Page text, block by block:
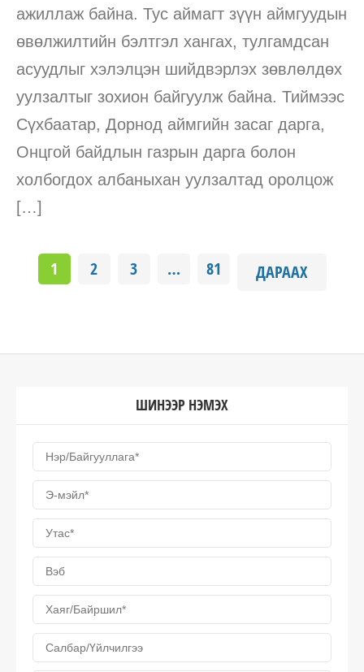
ажиллаж байна. Тус аймагт зүүн аймгуудын
өвөлжилтийн бэлтгэл хангах, тулгамдсан
асуудлыг хэлэлцэн шийдвэрлэх зөвлөлдөх
уулзалтыг зохион байгуулж байна. Тиймээс
Сүхбаатар, Дорнод аймгийн засаг дарга,
Онцгой байдлын газрын дарга болон
холбогдох албаныхан уулзалтад оролцож
[…]
1 2 3 … 81 ДАРААХ
ШИНЭЭР НЭМЭХ